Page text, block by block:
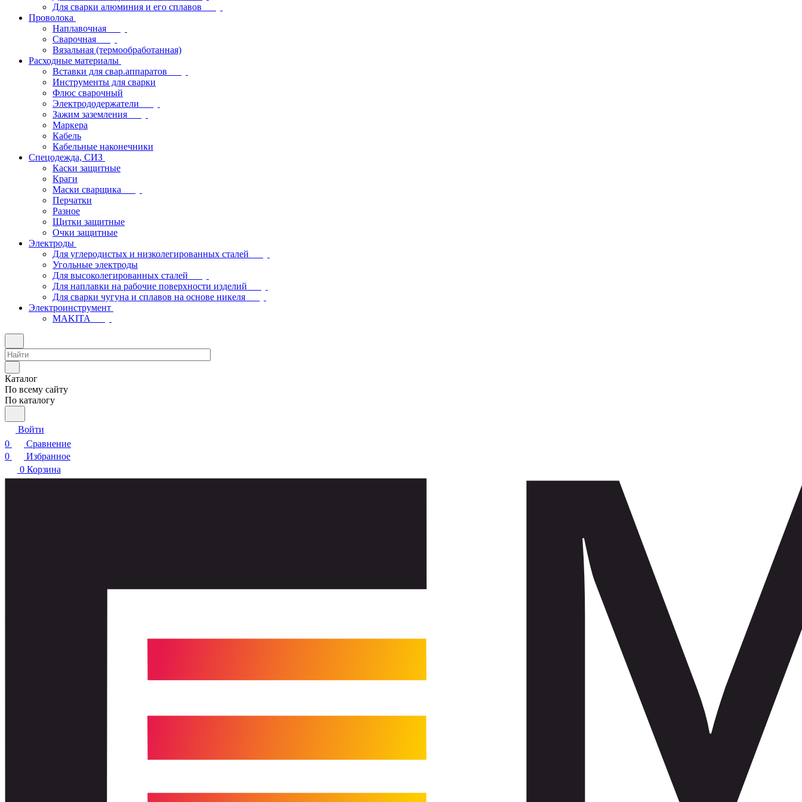
Для сварки алюминия и его сплавов
Проволока
Наплавочная
Сварочная
Вязальная (термообработанная)
Расходные материалы
Вставки для свар.аппаратов
Инструменты для сварки
Флюс сварочный
Электрододержатели
Зажим заземления
Маркера
Кабель
Кабельные наконечники
Спецодежда, СИЗ
Каски защитные
Краги
Маски сварщика
Перчатки
Разное
Щитки защитные
Очки защитные
Электроды
Для углеродистых и низколегированных сталей
Угольные электроды
Для высоколегированных сталей
Для наплавки на рабочие поверхности изделий
Для сварки чугуна и сплавов на основе никеля
Электроинструмент
МAKITA
Каталог
По всему сайту
По каталогу
Войти
0
Сравнение
0
Избранное
0 Корзина